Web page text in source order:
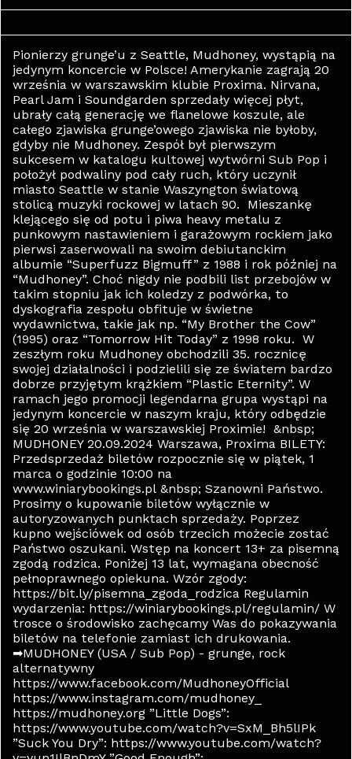
Pionierzy grunge’u z Seattle, Mudhoney, wystąpią na
jedynym koncercie w Polsce! Amerykanie zagrają 20
września w warszawskim klubie Proxima. Nirvana,
Pearl Jam i Soundgarden sprzedały więcej płyt,
ubrały całą generację we flanelowe koszule, ale
całego zjawiska grunge’owego zjawiska nie byłoby,
gdyby nie Mudhoney. Zespół był pierwszym
sukcesem w katalogu kultowej wytwórni Sub Pop i
położył podwaliny pod cały ruch, który uczynił
miasto Seattle w stanie Waszyngton światową
stolicą muzyki rockowej w latach 90. Mieszankę
klejącego się od potu i piwa heavy metalu z
punkowym nastawieniem i garażowym rockiem jako
pierwsi zaserwowali na swoim debiutanckim
albumie “Superfuzz Bigmuff” z 1988 i rok później na
“Mudhoney”. Choć nigdy nie podbili list przebojów w
takim stopniu jak ich koledzy z podwórka, to
dyskografia zespołu obfituje w świetne
wydawnictwa, takie jak np. “My Brother the Cow”
(1995) oraz “Tomorrow Hit Today” z 1998 roku. W
zeszłym roku Mudhoney obchodzili 35. rocznicę
swojej działalności i podzielili się ze światem bardzo
dobrze przyjętym krążkiem “Plastic Eternity”. W
ramach jego promocji legendarna grupa wystąpi na
jedynym koncercie w naszym kraju, który odbędzie
się 20 września w warszawskiej Proximie! &nbsp;
MUDHONEY 20.09.2024 Warszawa, Proxima BILETY:
Przedsprzedaż biletów rozpocznie się w piątek, 1
marca o godzinie 10:00 na
www.winiarybookings.pl &nbsp; Szanowni Państwo.
Prosimy o kupowanie biletów wyłącznie w
autoryzowanych punktach sprzedaży. Poprzez
kupno wejściówek od osób trzecich możecie zostać
Państwo oszukani. Wstęp na koncert 13+ za pisemną
zgodą rodzica. Poniżej 13 lat, wymagana obecność
pełnoprawnego opiekuna. Wzór zgody:
https://bit.ly/pisemna_zgoda_rodzica Regulamin
wydarzenia: https://winiarybookings.pl/regulamin/ W
trosce o środowisko zachęcamy Was do pokazywania
biletów na telefonie zamiast ich drukowania.
➡MUDHONEY (USA / Sub Pop) - grunge, rock
alternatywny
https://www.facebook.com/MudhoneyOfficial
https://www.instagram.com/mudhoney_
https://mudhoney.org ”Little Dogs”:
https://www.youtube.com/watch?v=SxM_Bh5lIPk
”Suck You Dry”: https://www.youtube.com/watch?